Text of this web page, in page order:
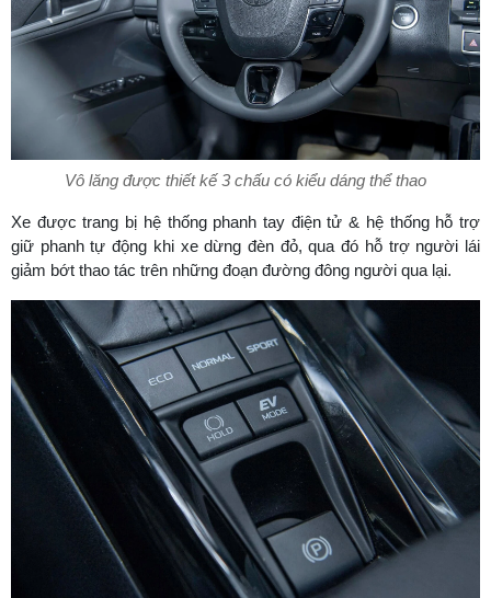
Vô lăng được thiết kế 3 chấu có kiểu dáng thể thao
Xe được trang bị hệ thống phanh tay điện tử & hệ thống hỗ trợ
giữ phanh tự động khi xe dừng đèn đỏ, qua đó hỗ trợ người lái
giảm bớt thao tác trên những đoạn đường đông người qua lại.